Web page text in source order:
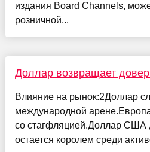
издания Board Channels,
розничной...
Доллар возвращает
Влияние на рынок:2Доллар
международной арене.Европа
со стагфляцией.Доллар США
остается королем среди